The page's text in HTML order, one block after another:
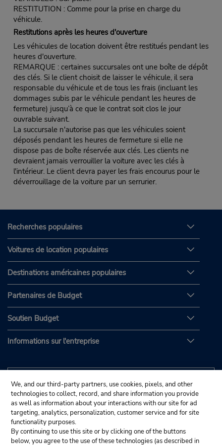
RESTITUTION : Comme pour la prise en charge du
véhicule.
Restitutions après les heures d'ouverture
Les véhicules de location doivent être restitués pendant les
heures d'ouverture.
REMARQUE : certaines succursales ont une boîte de dépôt
des clés. Si le client choisit de laisser le véhicule, il sera
responsable du véhicule et de tous les frais (incluant les
dommages subis par le véhicule pendant les heures de
fermeture) jusqu’à ce que le contrat soit clos le jour
ouvrable suivant.
La succursale n'autorise pas que les véhicules soient
déposés pendant les heures de fermeture si elle ne
dispose pas de boîte réservée aux clés. Les clients ne
devraient jamais verrouiller la voiture avec les clés à
l'intérieur. Le client devra payer les frais encourus pour le
déverrouillage de la voiture par un serrurier.
Recherches populaires
Voitures de location populaires
Destinations américaines populaires
Partenaires de Budget
Soutien Budget
Informations sur l'entreprise
We, and our third-party partners, use cookies, pixels, and other
technologies to collect, record, and share information you provide
as well as information about your interactions with our site for ad
targeting, analytics, personalization, customer service and for site
functionality purposes.
By continuing to use this site or by clicking one of the buttons
below, you agree to the use of these technologies (as described in